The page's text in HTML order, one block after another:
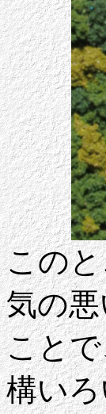
この
気の
こと
構い